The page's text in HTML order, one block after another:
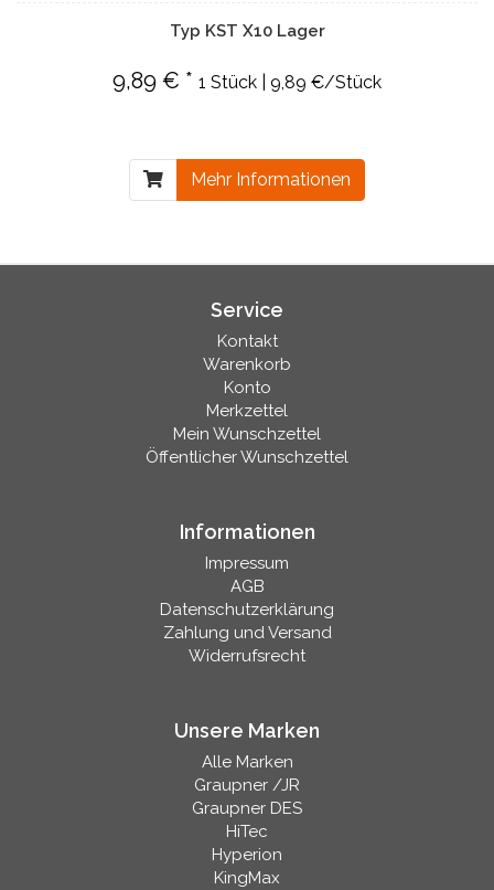
Typ KST X10 Lager
9,89 € * 1 Stück | 9,89 €/Stück
Mehr Informationen
Service
Kontakt
Warenkorb
Konto
Merkzettel
Mein Wunschzettel
Öffentlicher Wunschzettel
Informationen
Impressum
AGB
Datenschutzerklärung
Zahlung und Versand
Widerrufsrecht
Unsere Marken
Alle Marken
Graupner /JR
Graupner DES
HiTec
Hyperion
KingMax